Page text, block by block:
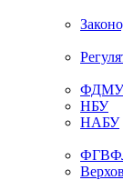
ФДМУ
НБУ
НАБУ